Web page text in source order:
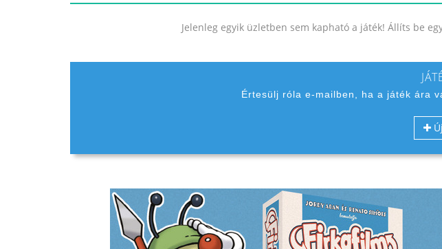
Jelenleg egyik üzletben sem kapható a játék! Állíts be
Értesülj róla e-mailben, ha a játék ára